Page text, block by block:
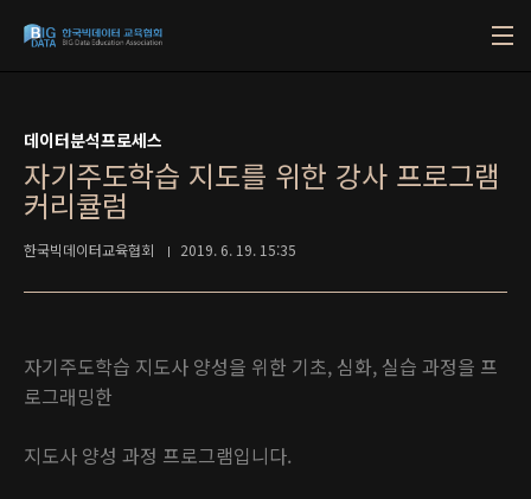
데이터분석프로세스
자기주도학습 지도를 위한 강사 프로그램
커리큘럼
한국빅데이터교육협회 2019. 6. 19. 15:35
자기주도학습 지도사 양성을 위한 기초, 심화, 실습 과정을 프
로그래밍한
지도사 양성 과정 프로그램입니다.